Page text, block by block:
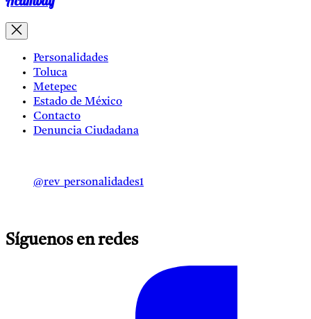
Personalidades
Toluca
Metepec
Estado de México
Contacto
Denuncia Ciudadana
@rev_personalidades1
Síguenos en redes